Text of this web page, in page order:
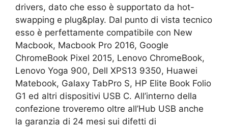
drivers, dato che esso è supportato da hot-
swapping e plug&play. Dal punto di vista tecnico
esso è perfettamente compatibile con New
Macbook, Macbook Pro 2016, Google
ChromeBook Pixel 2015, Lenovo ChromeBook,
Lenovo Yoga 900, Dell XPS13 9350, Huawei
Matebook, Galaxy TabPro S, HP Elite Book Folio
G1 ed altri dispositivi USB C. All’interno della
confezione troveremo oltre all’Hub USB anche
la garanzia di 24 mesi sui difetti di